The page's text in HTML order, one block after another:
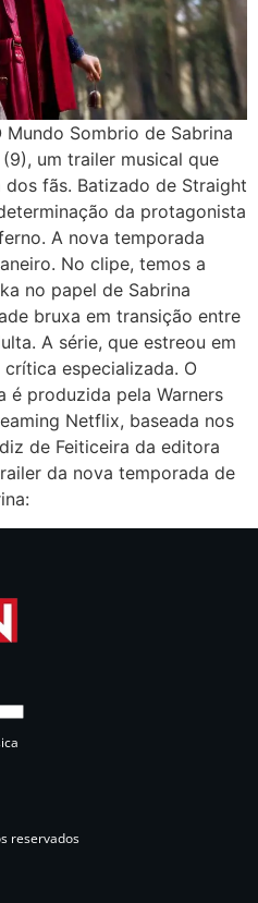
Sombrio de Sabrina
um trailer musical que
fãs. Batizado de Straight
da protagonista
A nova temporada
No clipe, temos a
no papel de Sabrina
bruxa em transição entre
A série, que estreou em
especializada. O
é produzida pela Warners
Netflix, baseada nos
de Feiticeira da editora
da nova temporada de
reservados